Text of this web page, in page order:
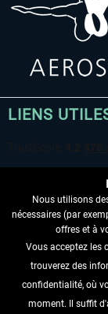
LIENS
RENONCER AU
Nous utilisons
nécessaires (par
offres et à
Vous acceptez les
trouverez des
confidentialité, où
moment. Il suffit